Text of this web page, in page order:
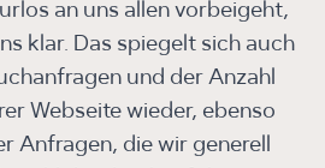
an uns allen vorbeigeht,
klar. Das spiegelt sich auch
und der Anzahl
Webseite wieder, ebenso
Anfragen, die wir generell